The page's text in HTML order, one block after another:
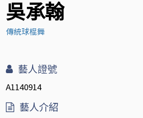
吳承翰
傳統球棍舞
藝人證號
A1140914
藝人介紹